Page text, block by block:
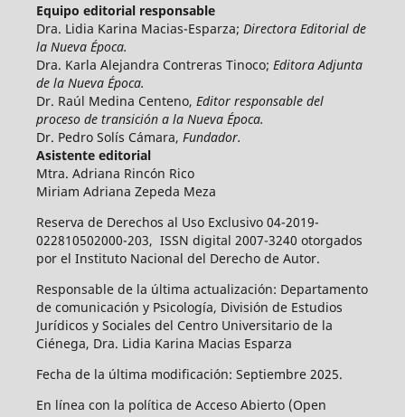
Equipo editorial responsable
Dra. Lidia Karina Macias-Esparza; Directora Editorial de
la Nueva Época.
Dra. Karla Alejandra Contreras Tinoco; Editora Adjunta
de la Nueva Época.
Dr. Raúl Medina Centeno, Editor responsable del
proceso de transición a la Nueva Época.
Dr. Pedro Solís Cámara, Fundador.
Asistente editorial
Mtra. Adriana Rincón Rico
Miriam Adriana Zepeda Meza
Reserva de Derechos al Uso Exclusivo 04-2019-
022810502000-203, ISSN digital 2007-3240 otorgados
por el Instituto Nacional del Derecho de Autor.
Responsable de la última actualización: Departamento
de comunicación y Psicología, División de Estudios
Jurídicos y Sociales del Centro Universitario de la
Ciénega, Dra. Lidia Karina Macias Esparza
Fecha de la última modificación: Septiembre 2025.
En línea con la política de Acceso Abierto (Open